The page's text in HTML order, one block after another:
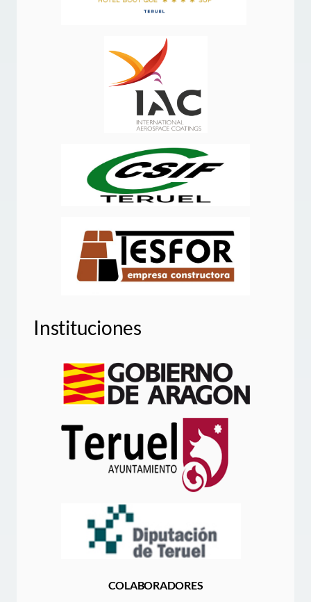
Instituciones
COLABORADORES